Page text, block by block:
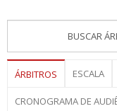
ÁRBITROS ESCALA
CRONOGRAMA DE